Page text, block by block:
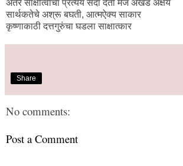
अंतर साक्षीत्वाचा प्रत्यय सदा देती मज अखंड अक्षय
सार्थकतेचे अश्रू बघती, आत्मऐक्य साकार
कृष्णाकाठी दत्तगुरुंचा घडला साक्षात्कार
Share
No comments:
Post a Comment